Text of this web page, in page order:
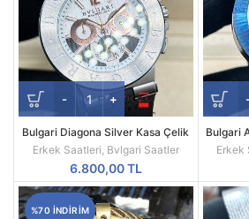
Bulgari Diagona Silver Kasa Çelik
Besel Replika Erkek Kol Saati
Erkek Saatleri, Bvlgari Saatler
6.800,00TL
Bulgari
Erkek
%70 INDIRIM